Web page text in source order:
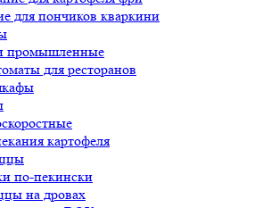
для пончиков кваркини
промышленные
для ресторанов
картофеля
по-пекински
на дровах